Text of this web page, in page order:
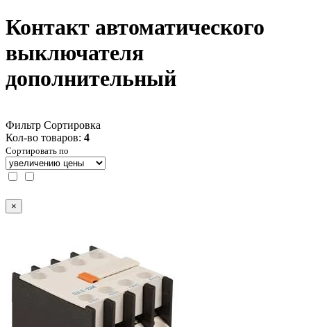
Контакт автоматического
выключателя
дополнительный
Фильтр Сортировка
Кол-во товаров: 4
Сортировать по
×